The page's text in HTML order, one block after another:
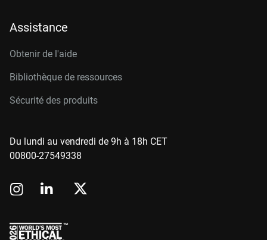
Assistance
Obtenir de l'aide
Bibliothèque de ressources
Sécurité des produits
Du lundi au vendredi de 9h à 18h CET
00800-27549338